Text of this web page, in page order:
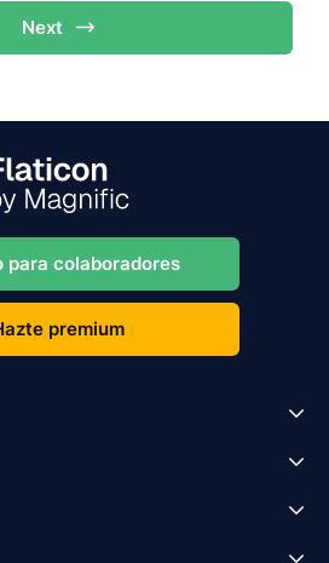
Next
para colaboradores
premium